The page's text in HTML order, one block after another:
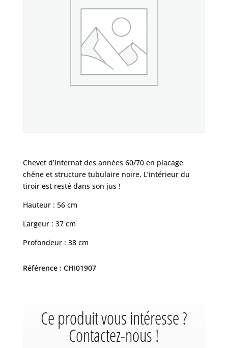
Chevet d’internat des années 60/70 en placage
chêne et structure tubulaire noire. L’intérieur du
tiroir est resté dans son jus !
Hauteur : 56 cm
Largeur : 37 cm
Profondeur : 38 cm
Référence : CHI01907
Ce produit vous intéresse ?
Contactez-nous !